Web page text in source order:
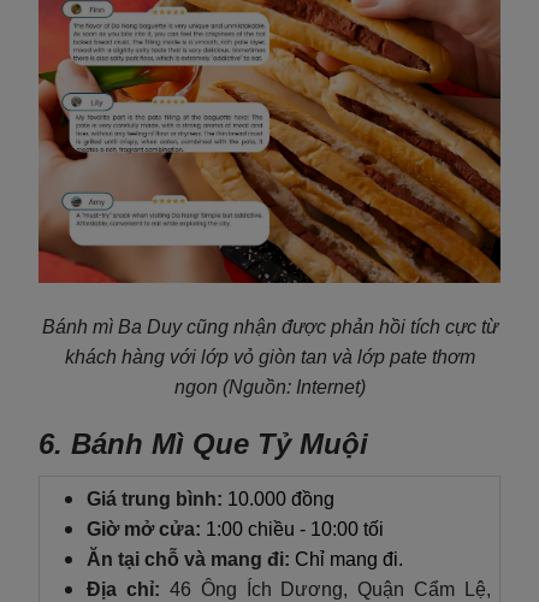
Bánh mì Ba Duy cũng nhận được phản hồi tích cực từ
khách hàng với lớp vỏ giòn tan và lớp pate thơm
ngon (Nguồn: Internet)
6. Bánh Mì Que Tỷ Muội
Giá trung bình: 10.000 đồng
Giờ mở cửa: 1:00 chiều - 10:00 tối
Ăn tại chỗ và mang đi: Chỉ mang đi.
Địa chỉ: 46 Ông Ích Dương, Quận Cẩm Lệ,